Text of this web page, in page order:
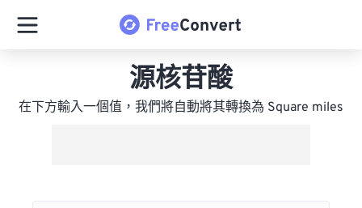
源核苷酸
在下方輸入一個值，我們將自動將其轉換為 Square miles